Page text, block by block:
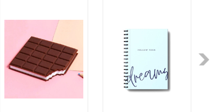
مناسبات
نشرة
الإصدارات
Previous